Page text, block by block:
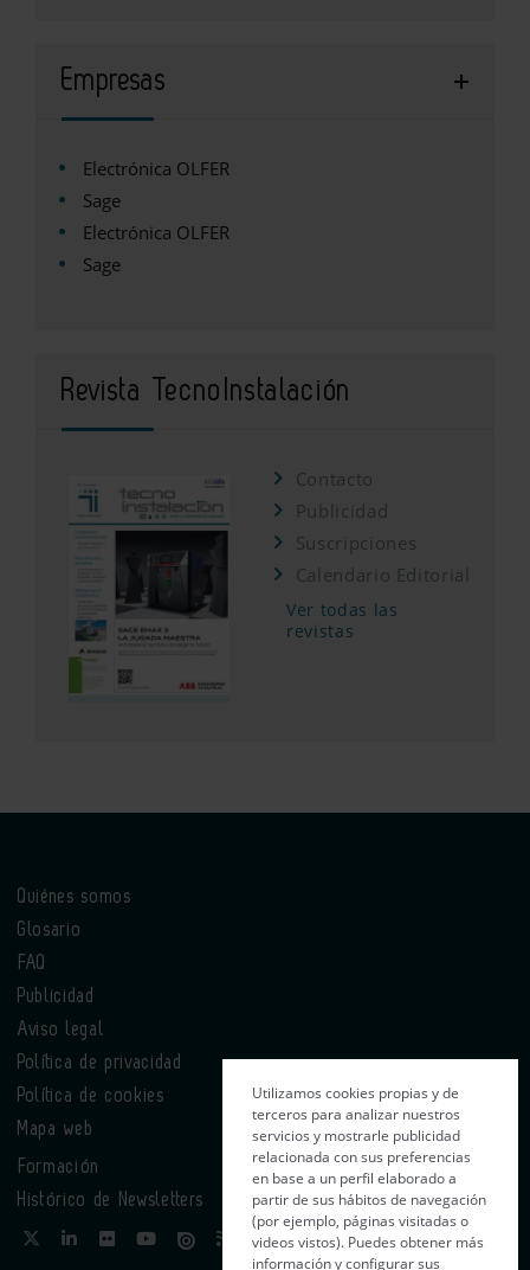
Empresas
Electrónica OLFER
Sage
Electrónica OLFER
Sage
Revista TecnoInstalación
Contacto
Publicidad
Suscripciones
Calendario Editorial
Ver todas las
revistas
Quiénes somos
Glosario
FAQ
Publicidad
Aviso legal
Política de privacidad
Política de cookies
Mapa web
Formación
Histórico de Newsletters
Utilizamos cookies propias y de
terceros para analizar nuestros
servicios y mostrarle publicidad
relacionada con sus preferencias
en base a un perfil elaborado a
partir de sus hábitos de navegación
(por ejemplo, páginas visitadas o
videos vistos). Puedes obtener más
información y configurar sus